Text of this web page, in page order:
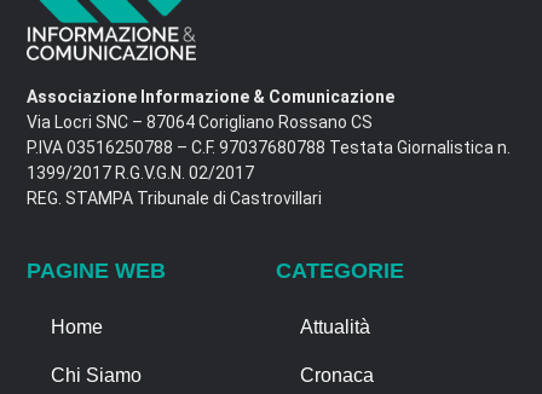
Associazione Informazione & Comunicazione
Via Locri SNC – 87064 Corigliano Rossano CS
P.IVA 03516250788 – C.F. 97037680788 Testata Giornalistica n.
1399/2017 R.G.V.G.N. 02/2017
REG. STAMPA Tribunale di Castrovillari
PAGINE WEB
Home
Chi Siamo
CATEGORIE
Attualità
Cronaca